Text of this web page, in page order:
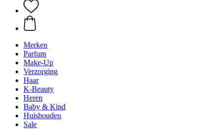
Merken
Parfum
Make-Up
Verzorging
Haar
K-Beauty
Heren
Baby & Kind
Huishouden
Sale